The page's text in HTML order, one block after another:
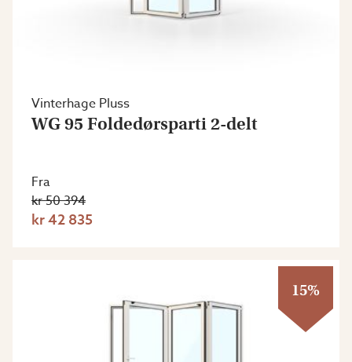
Vinterhage Pluss
WG 95 Foldedørsparti 2-delt
Fra
kr 50 394
kr 42 835
15%